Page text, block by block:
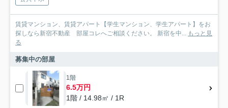
賃貸マンション、賃貸アパート【学生マンション、学生アパート】をお
探しなら新宿不動産 部屋コレへご相談ください。 新宿を中... もっと見
る
募集中の部屋
1階
6.5万円
1階 / 14.98㎡ / 1R